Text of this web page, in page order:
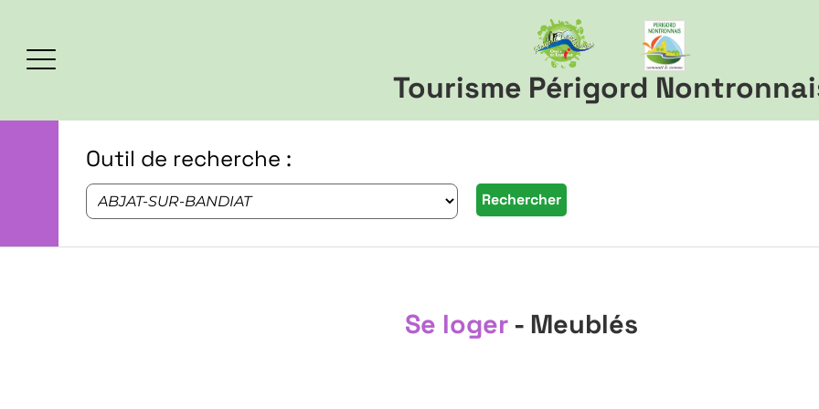
Tourisme Périgord
Outil de recherche :
Se loger - Meublés